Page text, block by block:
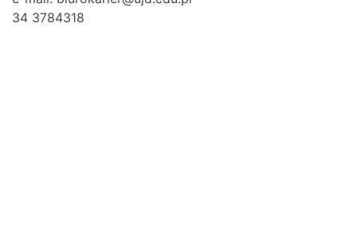
34 3784318